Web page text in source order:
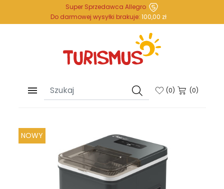
Do darmowej wysyłki brakuje: 100,00 zł
Super Sprzedawca Allegro
 (0) (0)
NOWY